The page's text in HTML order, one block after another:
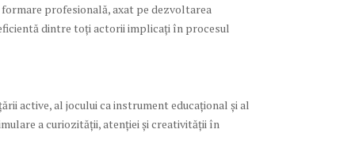
profesională, axat pe dezvoltarea
dintre toți actorii implicați în procesul
active, al jocului ca instrument educațional și al
a curiozității, atenției și creativității în